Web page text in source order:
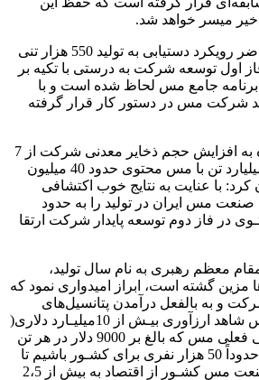
اخیر میسر خواهد شد.
رحمتی گفت: در حال حاضر رویکرد دستیابی به تولید 550 هزار تنی
اول توسعه شرکت به درستی با تکیه بر
برنامه جامع مس لحاظ شده است و با
شرکت مس در دستور کار قرار گرفته
رحمتی در ادامه با اشاره به افزایش حجم ذخایر معدنی شرکت از 7
میلیارد تن به بیش از 8 میلیارد تن با مس محتوی حدود 40 میلیون
با عنایت به نتایج خوب اکتشافی
صنعت مس ایران در تولید را به حدود
در فاز دوم توسعه پایدار شرکت ارتقا
معظم رهبری به نام سال تولید،
مزین گشته است، ابراز امیدواری نمود که
و به بالفعل درآمدن پتانسیل‌های
غیرقابل انکار صنعت مس شاهد ارزآوری بیـش از 10میلیـارد دلاری(
برمبنای قیمت‌های جهانی فعلی مس که بالغ بر 9000 دلار در هر تن
می‌باشد) و اشتغال‌زایی حدوداً 50 هزار نفری برای کشـور باشیم تا
علاوه بر ارتقاء سـهم صنعت مس کشـور از اقتصاد به بیش از 2،5